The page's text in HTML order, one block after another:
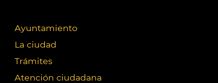
Ayuntamiento
La ciudad
Trámites
Atención ciudadana